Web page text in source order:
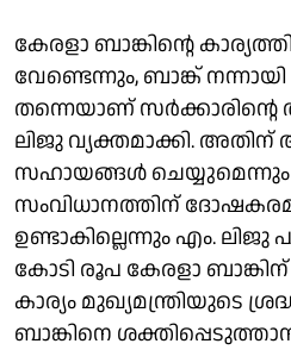
കേരളാ ബാങ്കിൻ്റെ
വേണ്ടെന്നും, ബാങ്ക്
തന്നെയാണ് സർക്കാരിൻ്റെ
ലിജു വ്യക്തമാക്കി. അതിന്
സഹായങ്ങൾ ചെയ്യുമെന്നും
സംവിധാനത്തിന്
ഉണ്ടാകില്ലെന്നും എം.
കോടി രൂപ കേരളാ
കാര്യം മുഖ്യമന്ത്രിയുടെ
ബാങ്കിനെ